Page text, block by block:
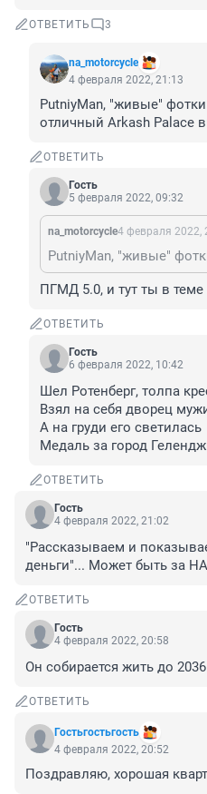
ОТВЕТИТЬ 3
na_motorcycle
4 февраля 2022, 21:13
PutniyMan, "живые" фотки
отличный Arkash Palace
ОТВЕТИТЬ
Гость
5 февраля 2022, 09:32
na_motorcycle4 февраля 2022,
ПГМД 5.0, и тут ты в теме
ОТВЕТИТЬ
Гость
6 февраля 2022, 10:42
Шел Ротенберг, толпа
Взял на себя дворец
А на груди его светилась
Медаль за город
ОТВЕТИТЬ
Гость
4 февраля 2022, 21:02
"Рассказываем и
деньги"... Может быть за
ОТВЕТИТЬ
Гость
4 февраля 2022, 20:58
Он собирается жить до 2036
ОТВЕТИТЬ
Гостьгостьгость
4 февраля 2022, 20:52
Поздравляю, хорошая